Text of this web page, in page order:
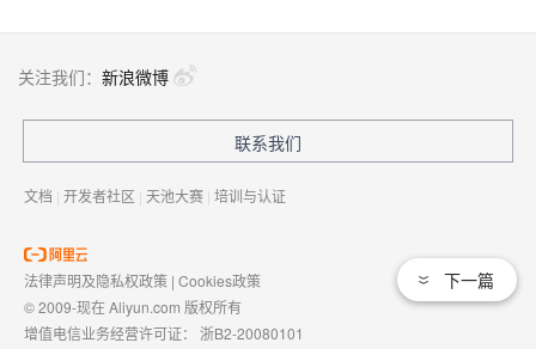
下一篇
关注我们： 新浪微博
联系我们
文档 | 开发者社区 | 天池大赛 | 培训与认证
法律声明及隐私权政策 | Cookies政策
© 2009-现在 Aliyun.com 版权所有
增值电信业务经营许可证： 浙B2-20080101